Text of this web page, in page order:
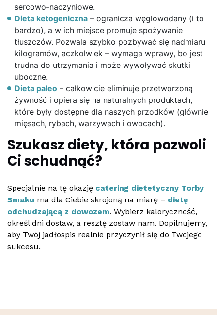
sercowo-naczyniowe.
Dieta ketogeniczna – ogranicza węglowodany (i to
bardzo), a w ich miejsce promuje spożywanie
tłuszczów. Pozwala szybko pozbywać się nadmiaru
kilogramów, aczkolwiek – wymaga wprawy, bo jest
trudna do utrzymania i może wywoływać skutki
uboczne.
Dieta paleo – całkowicie eliminuje przetworzoną
żywność i opiera się na naturalnych produktach,
które były dostępne dla naszych przodków (głównie
mięsach, rybach, warzywach i owocach).
Szukasz diety, która pozwoli
Ci schudnąć?
Specjalnie na tę okazję catering dietetyczny Torby
Smaku ma dla Ciebie skrojoną na miarę – dietę
odchudzającą z dowozem. Wybierz kaloryczność,
określ dni dostaw, a resztę zostaw nam. Dopilnujemy,
aby Twój jadłospis realnie przyczynił się do Twojego
sukcesu.